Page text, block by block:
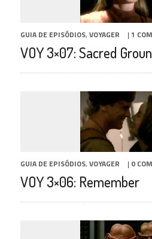
GUIA DE EPISÓDIOS, VOYAGER | 1
VOY 3×07: Sacred
GUIA DE EPISÓDIOS, VOYAGER | 0
VOY 3×06: Remember